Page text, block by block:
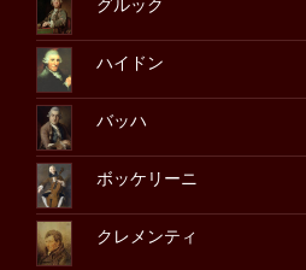
グルック
ハイドン
バッハ
ボッケリーニ
クレメンティ